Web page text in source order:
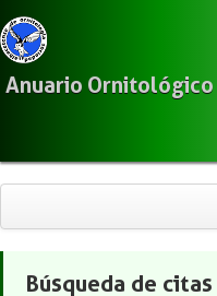
Anuario
Citas
Búsqueda de citas